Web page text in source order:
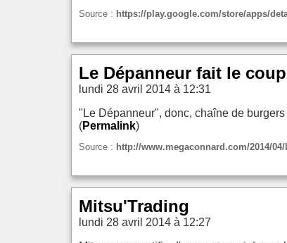
Source : https://play.google.com/store/apps/
Le Dépanneur fait le
lundi 28 avril 2014 à 12:31
"Le Dépanneur", donc, chaîne de
(Permalink)
Source : http://www.megaconnard.com/2014/
Mitsu'Trading
lundi 28 avril 2014 à 12:27